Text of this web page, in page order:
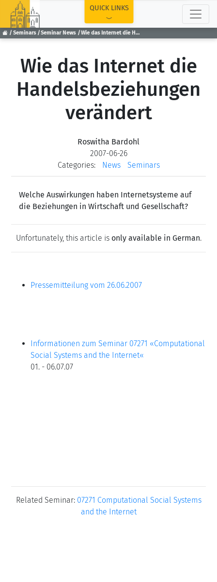
Seminars Seminar News Wie das Internet die Handelsbeziehungen verändert
QUICK LINKS
Wie das Internet die
Handelsbeziehungen
verändert
Roswitha Bardohl
2007-06-26
Categories:
News Seminars
Welche Auswirkungen haben Internetsysteme auf
die Beziehungen in Wirtschaft und Gesellschaft?
Unfortunately, this article is only available in German.
Pressemitteilung vom 26.06.2007
Informationen zum Seminar 07271 «Computational
Social Systems and the Internet«
01. - 06.07.07
Related Seminar: 07271 Computational Social Systems
and the Internet